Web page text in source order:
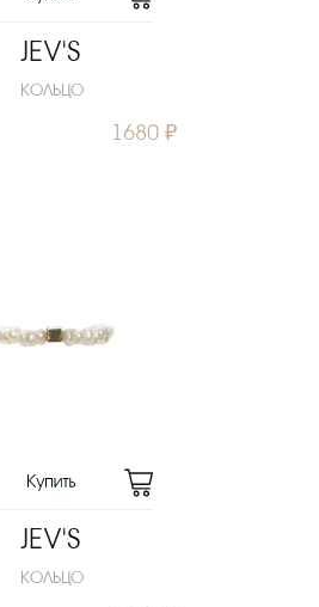
JEV'S
КОЛЬЦО
1680 ₽
JEV'S
КОЛЬЦО